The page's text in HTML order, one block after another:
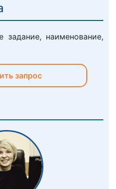
задание, наименование,
запрос